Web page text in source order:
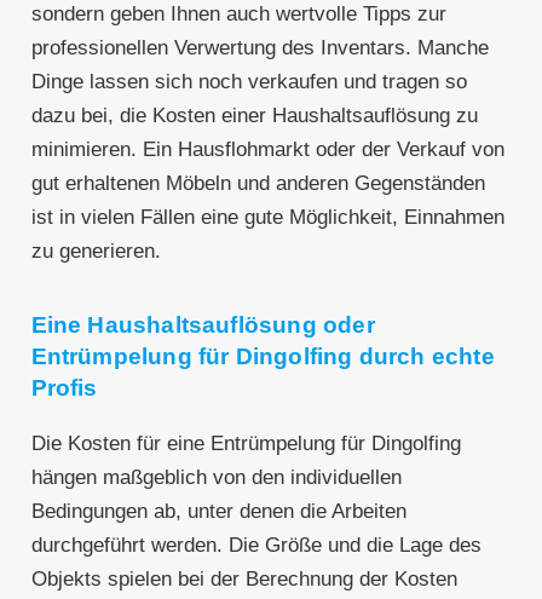
sondern geben Ihnen auch wertvolle Tipps zur
professionellen Verwertung des Inventars. Manche
Dinge lassen sich noch verkaufen und tragen so
dazu bei, die Kosten einer Haushaltsauflösung zu
minimieren. Ein Hausflohmarkt oder der Verkauf von
gut erhaltenen Möbeln und anderen Gegenständen
ist in vielen Fällen eine gute Möglichkeit, Einnahmen
zu generieren.
Eine Haushaltsauflösung oder
Entrümpelung für Dingolfing durch echte
Profis
Die Kosten für eine Entrümpelung für Dingolfing
hängen maßgeblich von den individuellen
Bedingungen ab, unter denen die Arbeiten
durchgeführt werden. Die Größe und die Lage des
Objekts spielen bei der Berechnung der Kosten